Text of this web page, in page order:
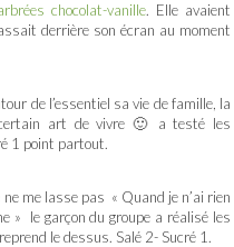
chocolat-vanille. Elle avaient
derrière son écran au moment
de l’essentiel sa vie de famille, la
art de vivre 🙂 a testé les
1 point partout.
me lasse pas « Quand je n’ai rien
» le garçon du groupe a réalisé les
le dessus. Salé 2- Sucré 1.